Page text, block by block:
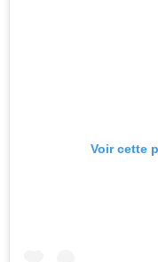
Voir cette